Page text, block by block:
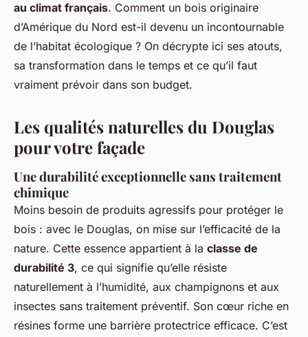
au climat français. Comment un bois originaire
d’Amérique du Nord est-il devenu un incontournable
de l’habitat écologique ? On décrypte ici ses atouts,
sa transformation dans le temps et ce qu’il faut
vraiment prévoir dans son budget.
Les qualités naturelles du Douglas
pour votre façade
Une durabilité exceptionnelle sans traitement
chimique
Moins besoin de produits agressifs pour protéger le
bois : avec le Douglas, on mise sur l’efficacité de la
nature. Cette essence appartient à la classe de
durabilité 3, ce qui signifie qu’elle résiste
naturellement à l’humidité, aux champignons et aux
insectes sans traitement préventif. Son cœur riche en
résines forme une barrière protectrice efficace. C’est